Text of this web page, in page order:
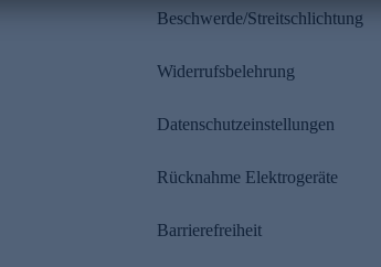
Beschwerde/Streitschlichtung
Widerrufsbelehrung
Datenschutzeinstellungen
Rücknahme Elektrogeräte
Barrierefreiheit